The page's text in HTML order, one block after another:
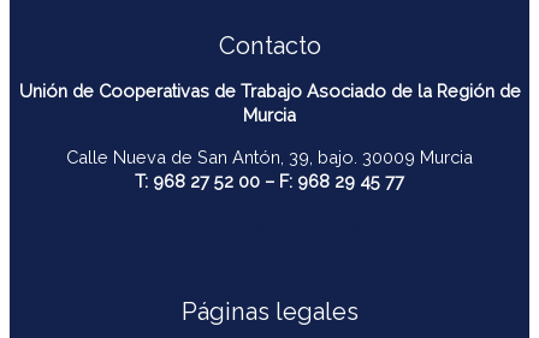
Contacto
Unión de Cooperativas de Trabajo Asociado de la Región de
Murcia
Calle Nueva de San Antón, 39, bajo. 30009 Murcia
T: 968 27 52 00 – F: 968 29 45 77
Páginas legales